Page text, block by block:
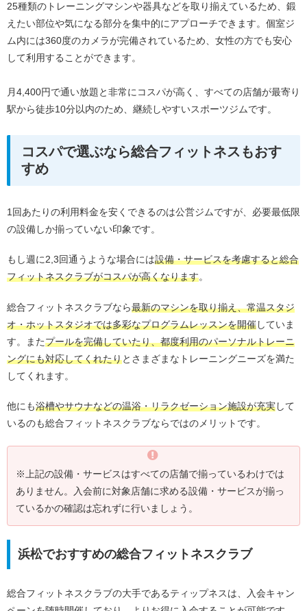
25種類のトレーニングマシンや器具などを取り揃えているため、鍛
えたい部位や気になる部分を集中的にアプローチできます。個室ジ
ム内には360度のカメラが完備されているため、女性の方でも安心
して利用することができます。
月4,400円で通い放題と非常にコスパが高く、すべての店舗が最寄り
駅から徒歩10分以内のため、継続しやすいスポーツジムです。
コスパで選ぶなら総合フィットネスもおす
すめ
1回あたりの利用料金を安くできるのは公営ジムですが、必要最低限
の設備しか揃っていない印象です。
もし週に2,3回通うような場合には設備・サービスを考慮すると総合
フィットネスクラブがコスパが高くなります。
総合フィットネスクラブなら最新のマシンを取り揃え、常温スタジ
オ・ホットスタジオでは多彩なプログラムレッスンを開催していま
す。またプールを完備していたり、都度利用のパーソナルトレーニ
ングにも対応してくれたりとさまざまなトレーニングニーズを満た
してくれます。
他にも浴槽やサウナなどの温浴・リラクゼーション施設が充実して
いるのも総合フィットネスクラブならではのメリットです。
※上記の設備・サービスはすべての店舗で揃っているわけでは
ありません。入会前に対象店舗に求める設備・サービスが揃っ
ているかの確認は忘れずに行いましょう。
浜松でおすすめの総合フィットネスクラブ
総合フィットネスクラブの大手であるティップネスは、入会キャン